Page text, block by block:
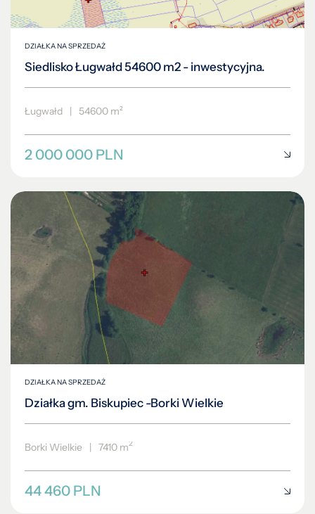
DZIAŁKA NA SPRZEDAŻ
Siedlisko Ługwałd 54600 m2 - inwestycyjna.
Ługwałd | 54600 m²
2 000 000 PLN
DZIAŁKA NA SPRZEDAŻ
Działka gm. Biskupiec -Borki Wielkie
Borki Wielkie 7410 m2
44 460 PLN